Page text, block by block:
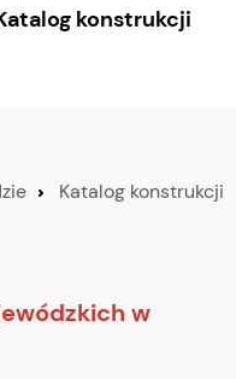
konstrukcji
Katalog konstrukcji
w